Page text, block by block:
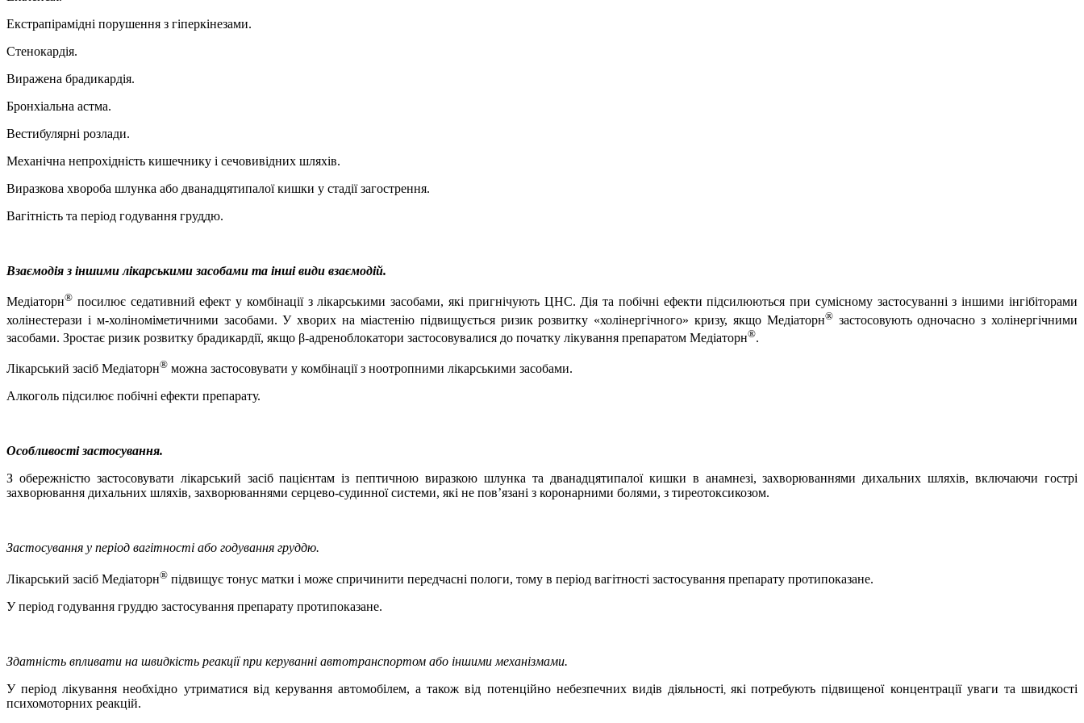
Екстрапірамідні порушення з гіперкінезами.
Стенокардія.
Виражена брадикардія.
Бронхіальна астма.
Вестибулярні розлади.
Механічна непрохідність кишечнику і сечовивідних шляхів.
Виразкова хвороба шлунка або дванадцятипалої кишки у стадії загострення.
Вагітність та період годування груддю.
Взаємодія з іншими лікарськими засобами та інші види взаємодій.
Медіаторн® посилює седативний ефект у комбінації з лікарськими засобами, які пригнічують ЦНС. Дія та побічні ефекти підсилюються при сумісному застосуванні з іншими інгібіторами
холінестерази і м-холіноміметичними засобами. У хворих на міастенію підвищується ризик розвитку «холінергічного» кризу, якщо Медіаторн®застосовують одночасно з холінергічними
засобами. Зростає ризик розвитку брадикардії, якщо β-адреноблокатори застосовувалися до початку лікування препаратом Медіаторн®.
Лікарський засіб Медіаторн® можна застосовувати у комбінації з ноотропними лікарськими засобами.
Алкоголь підсилює побічні ефекти препарату.
Особливості застосування.
З обережністю застосовувати лікарський засіб пацієнтам із пептичною виразкою шлунка та дванадцятипалої кишки в анамнезі, захворюваннями дихальних шляхів, включаючи гострі
захворювання дихальних шляхів, захворюваннями серцево-судинної системи, які не пов’язані з коронарними болями, з тиреотоксикозом.
Застосування у період вагітності або годування груддю.
Лікарський засіб Медіаторн® підвищує тонус матки і може спричинити передчасні пологи, тому в період вагітності застосування препарату протипоказане.
У період годування груддю застосування препарату протипоказане.
Здатність впливати на швидкість реакції при керуванні автотранспортом або іншими механізмами.
У період лікування необхідно утриматися від керування автомобілем, а також від потенційно небезпечних видів діяльності ,які потребують підвищеної концентрації уваги та швидкості
психомоторних реакцій.